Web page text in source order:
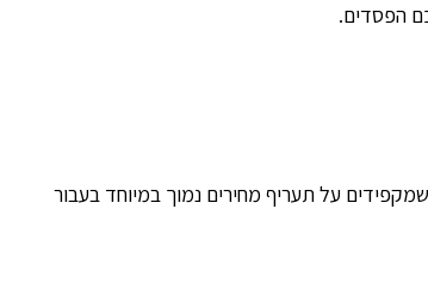
הפסדים.
על תעריף מחירים נמוך במיוחד בעבור